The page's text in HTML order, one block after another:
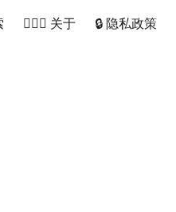
🙋🏻‍♂️ 关于 🔒 隐私政策